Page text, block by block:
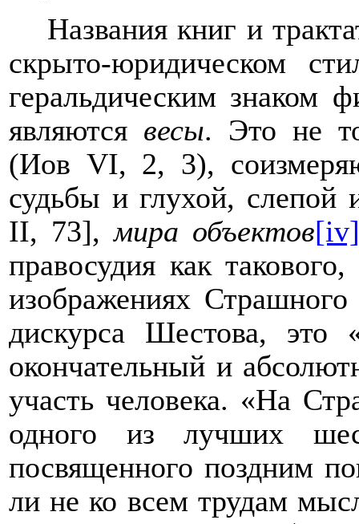
Названия книг и
скрыто-юридическом
геральдическим знаком
являются весы. Это не
(Иов VI, 2, 3),
судьбы и глухой,
II, 73],мира объектов[iv]
правосудия как
изображениях
дискурса Шестова, это
окончательный и
участь человека. «На
одного из лучших
посвященного поздним
ли не ко всем трудам